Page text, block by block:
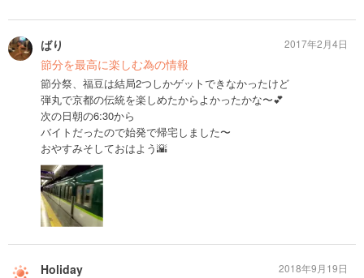
ばり
節分を最高に楽しむ為の情報
節分祭、福豆は結局2つしかゲットできなかったけど
弾丸で京都の伝統を楽しめたからよかったかな〜💕
次の日朝の6:30から
バイトだったので始発で帰宅しました〜
おやすみそしておはよう🌇
2017年2月4日
Holiday 2018年9月19日